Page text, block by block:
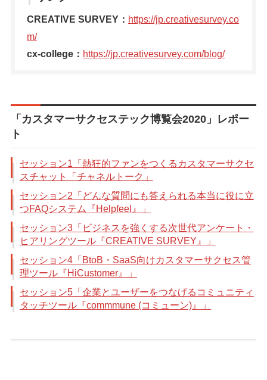
CREATIVE SURVEY： https://jp.creativesurvey.co
m/
cx-college： https://jp.creativesurvey.com/blog/
「カスタマーサクセステック博覧会2020」レポー
ト
セッション1「熱狂的ファンをつくるカスタマーサクセ
スチャット「チャネルトーク」
セッション2「どんな質問にも答えられる本当に役に立
つFAQシステム『Helpfeel』」
セッション3「ビジネスを強くする次世代アンケート・
ヒアリングツール『CREATIVE SURVEY』」
セッション4「BtoB・SaaS向けカスタマーサクセス管
理ツール『HiCustomer』」
セッション5「企業とユーザーをつなげるコミュニティ
タッチツール『commmune (コミューン)』」